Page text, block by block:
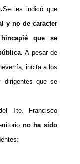
Se les indicó que
y no de caracter
que se
A pesar de
incita a los
dirigentes que se
Tte. Francisco
no ha sido